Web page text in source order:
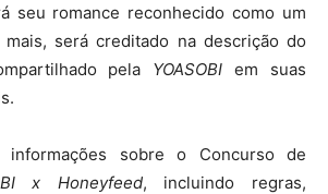
seu romance reconhecido como um
será creditado na descrição do
pela YOASOBI em suas
informações sobre o Concurso de
x Honeyfeed, incluindo regras,